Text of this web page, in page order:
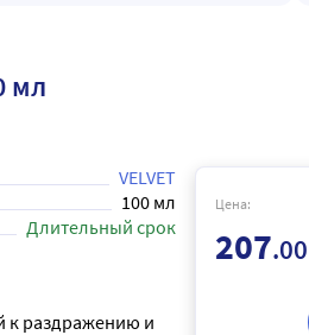
мл
VELVET
100 мл
Длительный срок
к раздражению и
Цена:
207.00